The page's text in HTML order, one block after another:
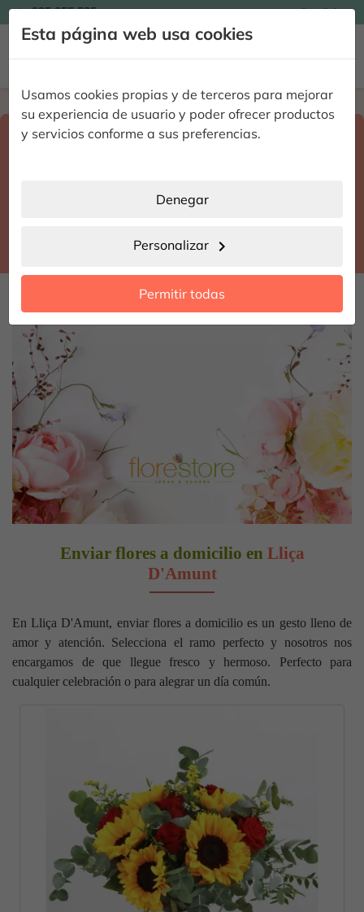
Esta página web usa cookies
Usamos cookies propias y de terceros para mejorar
su experiencia de usuario y poder ofrecer productos
y servicios conforme a sus preferencias.
Denegar
Personalizar chevron_right
Permitir todas
935 955 525 Español
 
Home Enviar flores a domicilio Barcelona
Selecciona destino y fecha de entrega
Enviar flores a domicilio en Lliça
D'Amunt
En Lliça D'Amunt, enviar flores a domicilio es un gesto lleno de
amor y atención. Selecciona el ramo perfecto y nosotros nos
encargamos de que llegue fresco y hermoso. Perfecto para
cualquier celebración o para alegrar un día común.